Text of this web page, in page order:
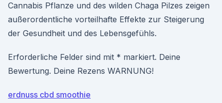
Cannabis Pflanze und des wilden Chaga Pilzes zeigen
außerordentliche vorteilhafte Effekte zur Steigerung
der Gesundheit und des Lebensgefühls.
Erforderliche Felder sind mit * markiert. Deine
Bewertung. Deine Rezens WARNUNG!
erdnuss cbd smoothie